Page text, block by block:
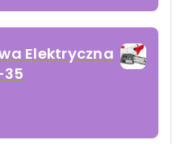
Elektryczna
35